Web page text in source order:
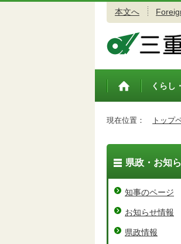
本文へ
トップペ
くらし
現在位置： トップ
県政・お知
知事のページ
お知らせ情報
県政情報